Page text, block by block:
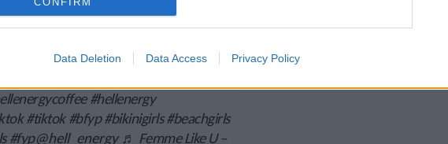
Data Deletion Data Access Privacy Policy
#bfyp#fyp#fypシ#bestforyou
#hellenergy
#tiktok #bfyp #bikinigirls #beachgirls
#fyp@hell_energy ♬ Femme Like U –